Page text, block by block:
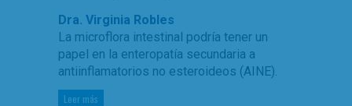
Dra. Virginia Robles
La microflora intestinal podría tener un
papel en la enteropatía secundaria a
antiinflamatorios no esteroideos (AINE).
Leer más